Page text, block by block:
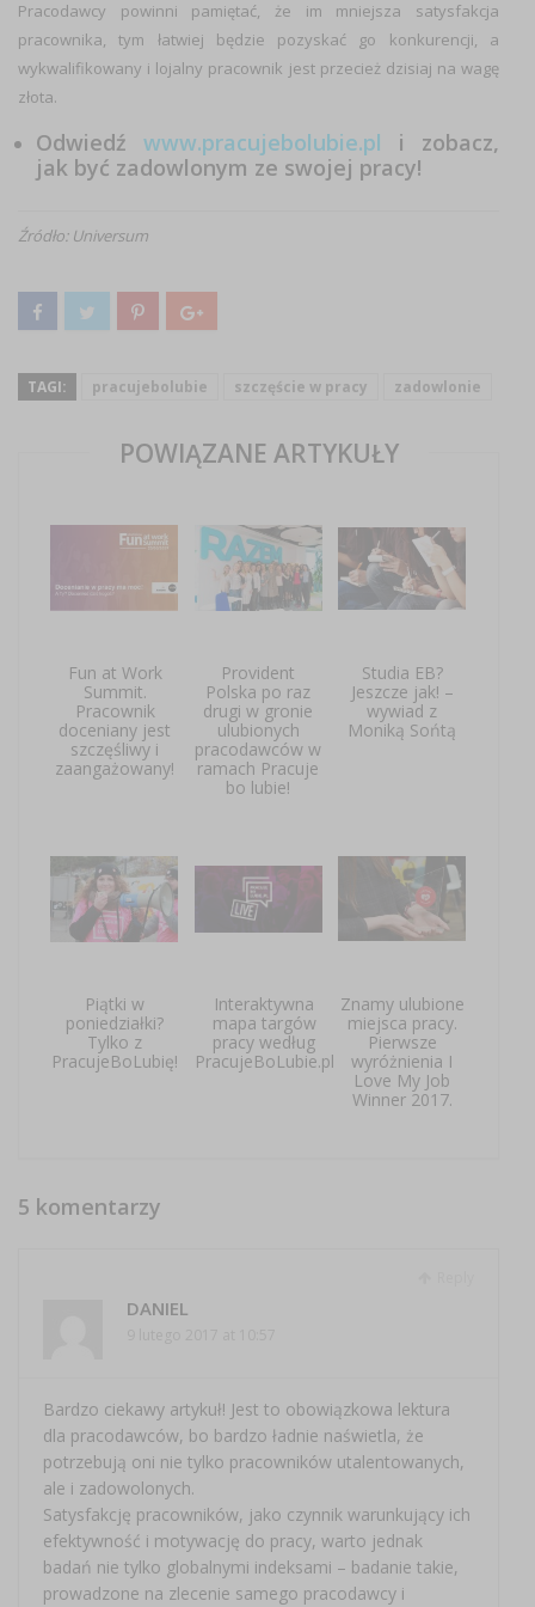
Pracodawcy powinni pamiętać, że im mniejsza satysfakcja
pracownika, tym łatwiej będzie pozyskać go konkurencji, a
wykwalifikowany i lojalny pracownik jest przecież dzisiaj na wagę
złota.
Odwiedź www.pracujebolubie.pl i zobacz,
jak być zadowlonym ze swojej pracy!
Źródło: Universum
TAGI: pracujebolubie szczęście w pracy zadowlonie
POWIĄZANE ARTYKUŁY
Fun at Work
Summit.
Pracownik
doceniany jest
szczęśliwy i
zaangażowany!
Provident
Polska po raz
drugi w gronie
ulubionych
pracodawców w
ramach Pracuje
bo lubie!
Studia EB?
Jeszcze jak! –
wywiad z
Moniką Sońtą
Piątki w
poniedziałki?
Tylko z
PracujeBoLubię!
Interaktywna
mapa targów
pracy według
PracujeBoLubie.pl
Znamy ulubione
miejsca pracy.
Pierwsze
wyróżnienia I
Love My Job
Winner 2017.
5 komentarzy
DANIEL
Bardzo ciekawy artykuł! Jest to obowiązkowa lektura
dla pracodawców, bo bardzo ładnie naświetla, że
potrzebują oni nie tylko pracowników utalentowanych,
ale i zadowolonych.
Satysfakcję pracowników, jako czynnik warunkujący ich
efektywność i motywację do pracy, warto jednak
badań nie tylko globalnymi indeksami – badanie takie,
prowadzone na zlecenie samego pracodawcy i